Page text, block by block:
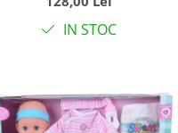
sunete in limba
romana, 33 cm, +3 ani
IN STOC